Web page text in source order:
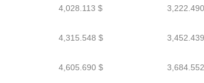
4,028.113 $
4,315.548 $
4,605.690 $